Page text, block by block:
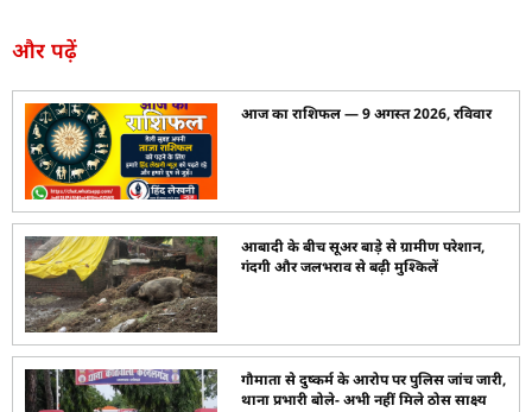
और पढ़ें
आज का राशिफल — 9 अगस्त 2026, रविवार
आबादी के बीच सूअर बाड़े से ग्रामीण परेशान,
गंदगी और जलभराव से बढ़ी मुश्किलें
गौमाता से दुष्कर्म के आरोप पर पुलिस जांच जारी,
थाना प्रभारी बोले- अभी नहीं मिले ठोस साक्ष्य